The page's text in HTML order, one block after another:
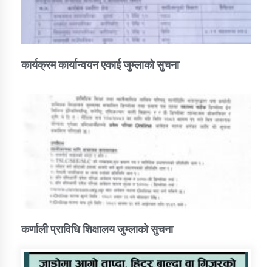
कार्यक्रम कार्यान्वयन एकाई जुम्लाको सुचना
कर्णाली प्राविधि शिक्षालय जुम्लाको सुचना